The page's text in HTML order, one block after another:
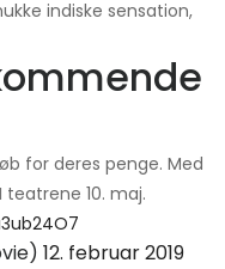
indiske sensation,
for deres penge. Med
teatrene 10. maj.
12. februar 2019